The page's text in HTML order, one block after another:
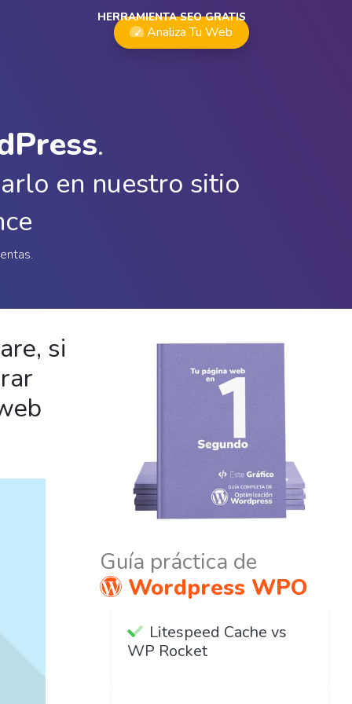
Analiza Tu Web
HERRAMIENTA SEO GRATIS
.
en nuestro sitio
si
Guía práctica de
Wordpress WPO
Litespeed Cache vs
WP Rocket